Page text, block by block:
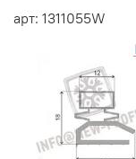
арт: 1311055W